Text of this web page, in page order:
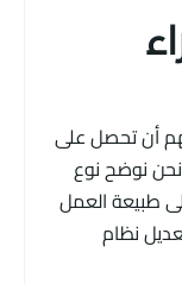
أن تحصل على
نوضح نوع
طبيعة العمل
نظام